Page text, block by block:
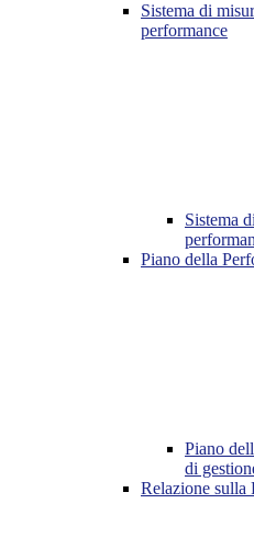
Sistema di
performance
Sistema
Piano della
Piano
di
Relazione sulla